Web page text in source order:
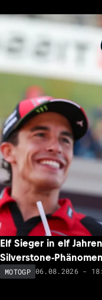
Elf Sieger in elf
Silverstone-Phänomen
MOTOGP 06.08.2026 -